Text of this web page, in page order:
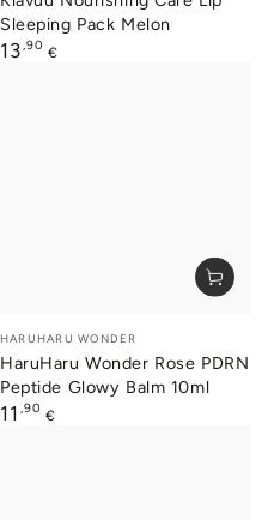
Sleeping Pack Melon
Regulärer
13,90 €
Verkäufer/in:
HARUHARU WONDER
HaruHaru Wonder Rose PDRN
Peptide Glowy Balm 10ml
Regulärer
11 ,90 €